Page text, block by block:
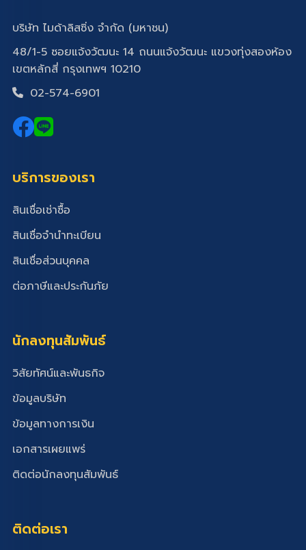
บริษัท ไมด้าลิสซิ่ง จำกัด (มหาชน)
48/1-5 ซอยแจ้งวัฒนะ 14 ถนนแจ้งวัฒนะ แขวงทุ่งสองห้อง
เขตหลักสี่ กรุงเทพฯ 10210
02-574-6901
บริการของเรา
สินเชื่อเช่าซื้อ
สินเชื่อจำนำทะเบียน
สินเชื่อส่วนบุคคล
ต่อภาษีและประกันภัย
นักลงทุนสัมพันธ์
วิสัยทัศน์และพันธกิจ
ข้อมูลบริษัท
ข้อมูลทางการเงิน
เอกสารเผยแพร่
ติดต่อนักลงทุนสัมพันธ์
ติดต่อเรา